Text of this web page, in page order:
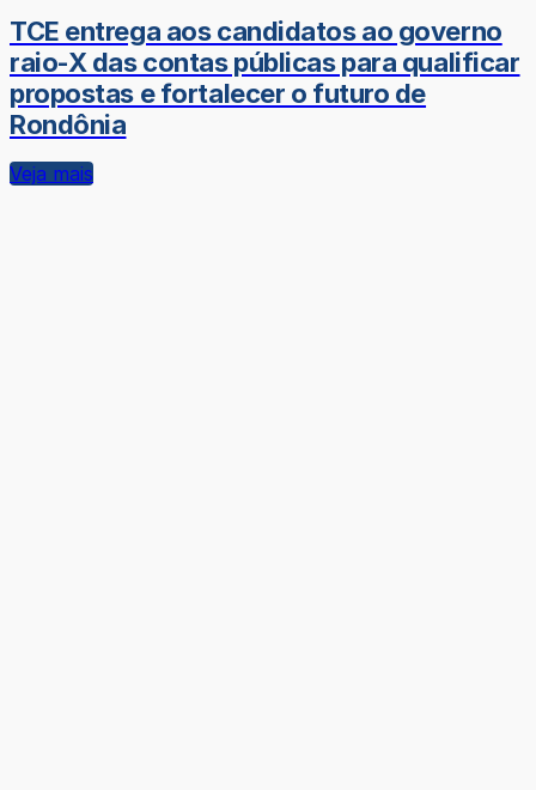
TCE entrega aos candidatos ao governo
raio-X das contas públicas para qualificar
propostas e fortalecer o futuro de
Rondônia
Veja mais